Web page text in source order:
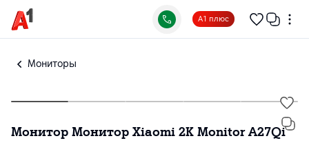
А1 плюс
Мониторы
Монитор Монитор Xiaomi 2K Monitor A27Qi